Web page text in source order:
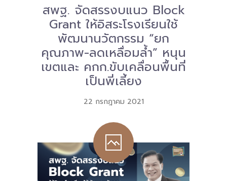
สพฐ. จัดสรรงบแนว Block
Grant ให้อิสระโรงเรียนใช้
พัฒนานวัตกรรม “ยก
คุณภาพ-ลดเหลื่อมล้ำ” หนุน
เขตและ คกก.ขับเคลื่อนพื้นที่
เป็นพี่เลี้ยง
22 กรกฎาคม 2021